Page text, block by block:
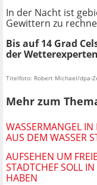
In der Nacht ist
Gewittern zu
Bis auf 14 Grad
der
Titelfoto: Robert Michael/dpa-
Mehr zum
WASSERMANGEL IN
AUS DEM WASSER
AUFSEHEN UM
STADTCHEF SOLL
HABEN